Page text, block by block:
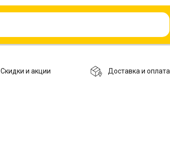
Доставка и оплата
Скидки и акции